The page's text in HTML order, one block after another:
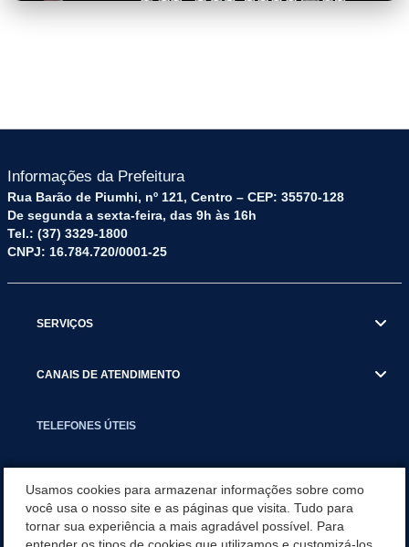
Informações da Prefeitura
Rua Barão de Piumhi, nº 121, Centro – CEP: 35570-128
De segunda a sexta-feira, das 9h às 16h
Tel.: (37) 3329-1800
CNPJ: 16.784.720/0001-25
SERVIÇOS
CANAIS DE ATENDIMENTO
TELEFONES ÚTEIS
NOTÍCIAS
Usamos cookies para armazenar informações sobre como
você usa o nosso site e as páginas que visita. Tudo para
tornar sua experiência a mais agradável possível. Para